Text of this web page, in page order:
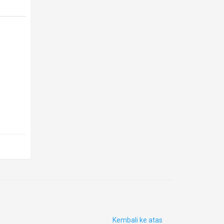
Kembali ke atas